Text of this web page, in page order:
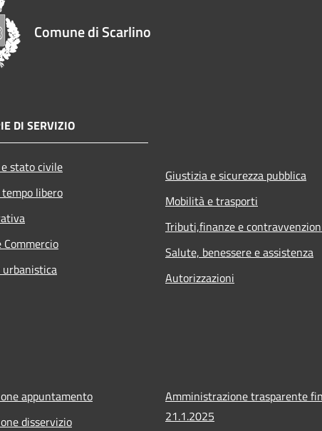
Comune di Scarlino
DI SERVIZIO
stato civile
libero
Commercio
urbanistica
Giustizia e sicurezza pubblica
Mobilità e trasporti
Tributi,finanze e
Salute, benessere e assistenza
Autorizzazioni
appuntamento
disservizio
Amministrazione trasparente
21.1.2025